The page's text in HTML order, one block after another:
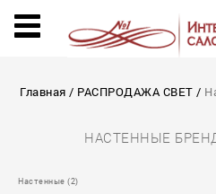
Главная / РАСПРОДАЖА СВЕТ /
НАСТЕННЫЕ БРЕНД:
Настенные (2)